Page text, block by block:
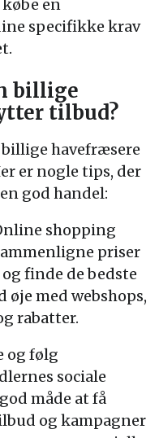
en
specifikke krav
billige
tilbud?
havefræsere
er nogle tips, der
god handel:
shopping
priser
finde de bedste
med webshops,
rabatter.
og følg
sociale
måde at få
og kampagner